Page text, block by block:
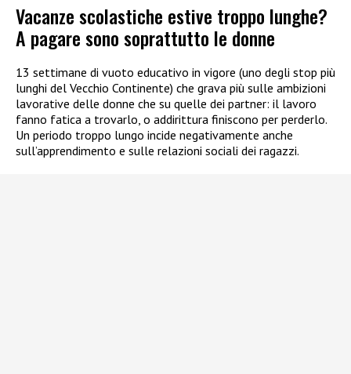
Vacanze scolastiche estive troppo lunghe?
A pagare sono soprattutto le donne
13 settimane di vuoto educativo in vigore (uno degli stop più
lunghi del Vecchio Continente) che grava più sulle ambizioni
lavorative delle donne che su quelle dei partner: il lavoro
fanno fatica a trovarlo, o addirittura finiscono per perderlo.
Un periodo troppo lungo incide negativamente anche
sull’apprendimento e sulle relazioni sociali dei ragazzi.